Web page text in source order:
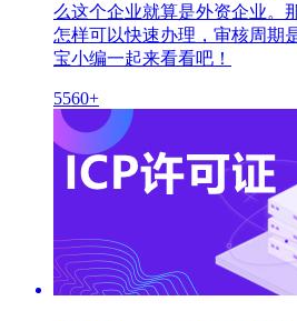
么这个企业就算是外资企业。
怎样可以快速办理，审核周期
宝小编一起来看看吧！
5560+